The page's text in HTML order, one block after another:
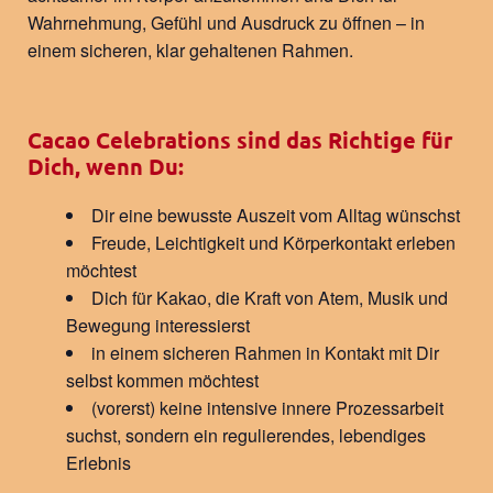
Wahrnehmung, Gefühl und Ausdruck zu öffnen – in
einem sicheren, klar gehaltenen Rahmen.
Cacao Celebrations sind das Richtige für
Dich, wenn Du:
Dir eine bewusste Auszeit vom Alltag wünschst
Freude, Leichtigkeit und Körperkontakt erleben
möchtest
Dich für Kakao, die Kraft von Atem, Musik und
Bewegung interessierst
in einem sicheren Rahmen in Kontakt mit Dir
selbst kommen möchtest
(vorerst) keine intensive innere Prozessarbeit
suchst, sondern ein regulierendes, lebendiges
Erlebnis